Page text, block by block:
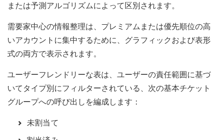
または予測アルゴリズムによって区別されます。
需要家中心の情報整理は、プレミアムまたは優先順位の高
いアカウントに集中するために、グラフィックおよび表形
式の両方で表示されます。
ユーザーフレンドリーな表は、ユーザーの責任範囲に基づ
いてタイプ別にフィルターされている、次の基本チケット
グループへの呼び出しを編成します：
未割当て